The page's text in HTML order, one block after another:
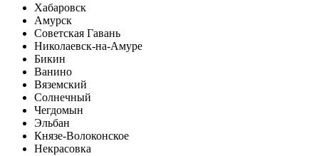
Хабаровск
Амурск
Советская Гавань
Николаевск-на-Амуре
Бикин
Ванино
Вяземский
Солнечный
Чегдомын
Эльбан
Князе-Волоконское
Некрасовка